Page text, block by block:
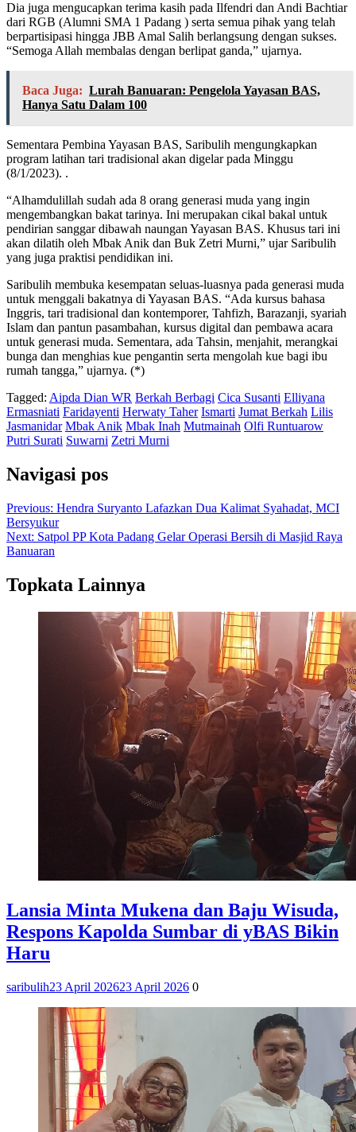
Dia juga mengucapkan terima kasih pada Ilfendri dan Andi Bachtiar
dari RGB (Alumni SMA 1 Padang ) serta semua pihak yang telah
berpartisipasi hingga JBB Amal Salih berlangsung dengan sukses.
“Semoga Allah membalas dengan berlipat ganda,” ujarnya.
Baca Juga: Lurah Banuaran: Pengelola Yayasan BAS,
Hanya Satu Dalam 100
Sementara Pembina Yayasan BAS, Saribulih mengungkapkan
program latihan tari tradisional akan digelar pada Minggu
(8/1/2023). .
“Alhamdulillah sudah ada 8 orang generasi muda yang ingin
mengembangkan bakat tarinya. Ini merupakan cikal bakal untuk
pendirian sanggar dibawah naungan Yayasan BAS. Khusus tari ini
akan dilatih oleh Mbak Anik dan Buk Zetri Murni,” ujar Saribulih
yang juga praktisi pendidikan ini.
Saribulih membuka kesempatan seluas-luasnya pada generasi muda
untuk menggali bakatnya di Yayasan BAS. “Ada kursus bahasa
Inggris, tari tradisional dan kontemporer, Tahfizh, Barazanji, syariah
Islam dan pantun pasambahan, kursus digital dan pembawa acara
untuk generasi muda. Sementara, ada Tahsin, menjahit, merangkai
bunga dan menghias kue pengantin serta mengolah kue bagi ibu
rumah tangga,” ujarnya. (*)
Tagged: Aipda Dian WR Berkah Berbagi Cica Susanti Elliyana
Ermasniati Faridayenti Herwaty Taher Ismarti Jumat Berkah Lilis
Jasmanidar Mbak Anik Mbak Inah Mutmainah Olfi Runtuarow
Putri Surati Suwarni Zetri Murni
Navigasi pos
Previous: Hendra Suryanto Lafazkan Dua Kalimat Syahadat, MCI
Bersyukur
Next: Satpol PP Kota Padang Gelar Operasi Bersih di Masjid Raya
Banuaran
Topkata Lainnya
Lansia Minta Mukena dan Baju Wisuda,
Respons Kapolda Sumbar di yBAS Bikin
Haru
saribulih23 April 202623 April 2026 0